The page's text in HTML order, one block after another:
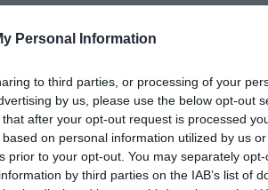
Personal Information
to third parties, or processing of your
by us, please use the below opt-out
after your opt-out request is processed
on personal information utilized by us
prior to your opt-out. You may separately
by third parties on the IAB’s list of
Τζόνσον ο
τον μυστικό πράκτορα σε
αρχές του 2000